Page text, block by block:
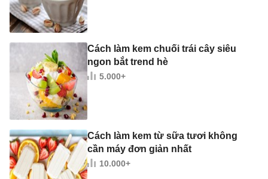
Cách làm kem chuối trái cây siêu
ngon bắt trend hè
5.000+
Cách làm kem từ sữa tươi không
cần máy đơn giản nhất
10.000+